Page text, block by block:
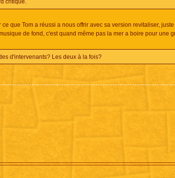
critique.
que Tom a réussi a nous offrir avec sa version revitaliser, juste
de fond, c'est quand même pas la mer a boire pour une
d'intervenants? Les deux à la fois?